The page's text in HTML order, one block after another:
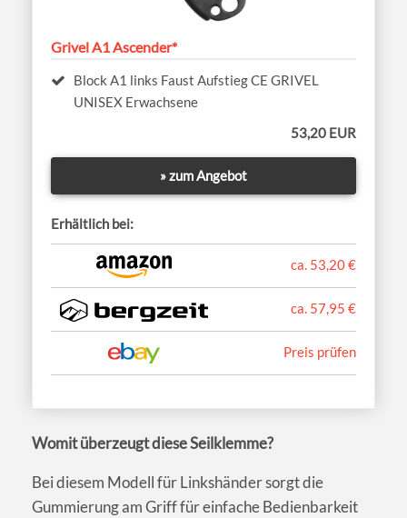
Grivel A1 Ascender*
Block A1 links Faust Aufstieg CE GRIVEL
UNISEX Erwachsene
53,20 EUR
» zum Angebot
Erhältlich bei:
ca. 53,20 €
ca. 57,95 €
Preis prüfen
Womit überzeugt diese Seilklemme?
Bei diesem Modell für Linkshänder sorgt die
Gummierung am Griff für einfache Bedienbarkeit